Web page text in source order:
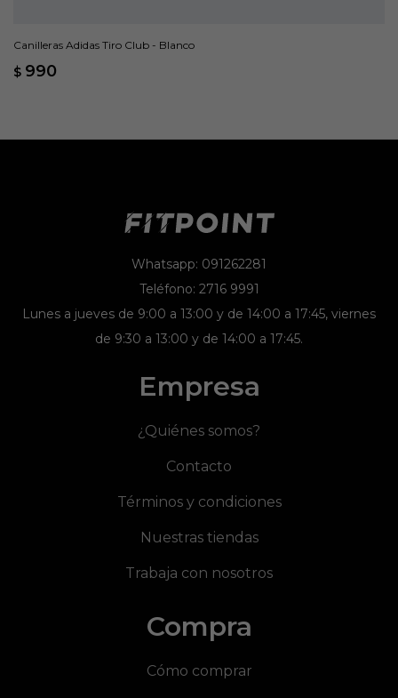
Canilleras Adidas Tiro Club - Blanco
$ 990
Whatsapp: 091262281
Teléfono: 2716 9991
Lunes a jueves de 9:00 a 13:00 y de 14:00 a 17:45, viernes
de 9:30 a 13:00 y de 14:00 a 17:45.
Empresa
¿Quiénes somos?
Contacto
Términos y condiciones
Nuestras tiendas
Trabaja con nosotros
Compra
Cómo comprar